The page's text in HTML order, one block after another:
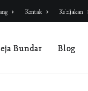
Kontak Kebijakan
Bundar Blog